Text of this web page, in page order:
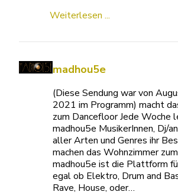
Weiterlesen ...
madhou5e
(Diese Sendung war von
2021 im Programm) macht
zum Dancefloor Jede Woche
madhou5e MusikerInnen, Dj/
aller Arten und Genres ihr
machen das Wohnzimmer
madhou5e ist die Plattform
egal ob Elektro, Drum and
Rave, House, oder…